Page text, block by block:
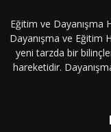
Eğitim ve Dayanışma
Dayanışma ve Eğitim
yeni tarzda bir
hareketidir.